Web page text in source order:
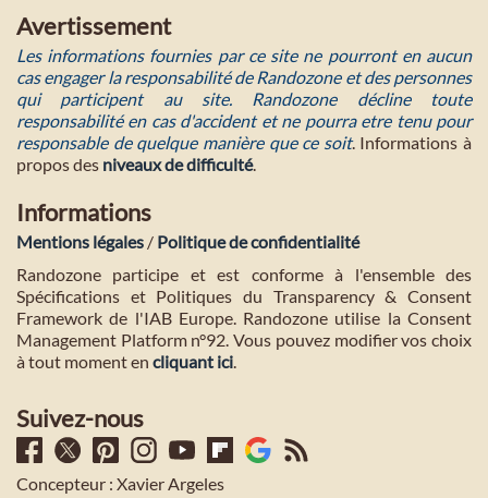
Avertissement
Les informations fournies par ce site ne pourront en aucun
cas engager la responsabilité de Randozone et des personnes
qui participent au site. Randozone décline toute
responsabilité en cas d'accident et ne pourra etre tenu pour
responsable de quelque manière que ce soit. Informations à
propos des niveaux de difficulté.
Informations
Mentions légales / Politique de confidentialité
Randozone participe et est conforme à l'ensemble des
Spécifications et Politiques du Transparency & Consent
Framework de l'IAB Europe. Randozone utilise la Consent
Management Platform n°92. Vous pouvez modifier vos choix
à tout moment en cliquant ici.
Suivez-nous
Concepteur : Xavier Argeles